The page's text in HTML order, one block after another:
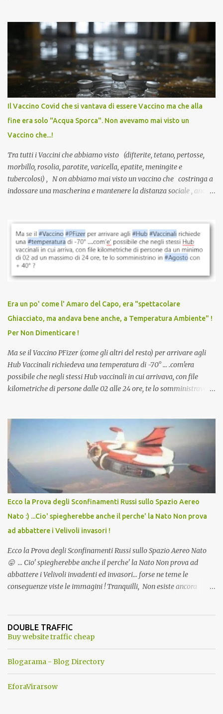
pandemia. Un interrogativo che dovrebbe scuotere chiunque abbia
ancora il coraggio di pensare con la propria testa. Per il vaccino
anti-Covid, un pro-farmaco, con autorizzazione condizionata,
sviluppato in tempi record, con tecnologie mai utilizzate prima su
larga scala, ancora oggetto di studio e di discussione
internazionale serve solo una firma. La tua. Lo si somministra
anche a persone sane, giovani, senza fattori di rischio, spesso già
serve una prescrizione. Non c’è diagnosi. Non c’è presa in carico.
L’unico atto richiesto è una fi...
Il Vaccino Covid che si vantava di essere Vaccino ma che alla
fine era solo "Acqua Sporca". Non avevamo mai visto un
Vaccino che...!
Tra tutti i Vaccini che abbiamo visto (difterite, tetano, pertosse,
morbillo, rosolia, parotite, varicella, epatite, meningite e
tubercolosi) , N on abbiamo mai visto un vaccino che costringa a
indossare una mascherina e mantenere la distanza sociale , anche
vaccinazione. Non avevamo mai sentito parlare di ricompense,
sconti, incentivi per vaccinarsi. Non avevamo mai visto
discriminazioni per coloro che non l’hanno fatto. Se non sei stato
vaccinato, nessuno aveva prima cercato di farti sentire una
persona cattiva. Non avevamo mai visto un vaccino che minacci le
vaccino usato per minacciare i mezzi di sussistenza, il lavoro o la
scuola. Non avevamo mai visto un vaccino che permettesse a un
dodicenne di ignorare il consenso dei genitori. Dopo tutti i vaccini
che abbiamo elencato sopra...
Era un po' come l' Amaro del Capo, era "spettacolare
Ghiacciato, ma andava bene anche, a Temperatura Ambiente" !
Per Non Dimenticare !
Ma se il Vaccino PFizer (come gli altri del resto) per arrivare agli
Hub Vaccinali richiedeva una temperatura di -70° ... .com'era
possibile che negli stessi Hub vaccinali in cui arrivava, con file
kilometriche di persone dalle 02 alle 24 ore, te lo somministravano
Vaccino come: l' Amaro del Capo, era "spettacolare Ghiacciato, ma
andava bene anche, a Temperatura Ambiente"! Riproponiamo
l'articolo per NON Dimenticare!
Ecco la Prova degli Sconfinamenti Russi sullo Spazio Aereo
Nato :) ...Cio' spiegherebbe anche il perche' la Nato Non prova
ad abbattere i Velivoli invasori !
Ecco la Prova degli Sconfinamenti Russi sullo Spazio Aereo Nato
😛 ... Cio' spiegherebbe anche il perche' la Nato Non prova ad
abbattere i Velivoli invadenti ed invasori... forse ne teme le
conseguenze viste le immagini ! Tranquilli, Non esiste ancora
ancora una fantasia Nato o forse una "False Flag", per provocare
una guerra mondiale che difficilmente da menti sane, potrebbe
DOUBLE TRAFFIC
Buy website traffic cheap
Blogarama - Blog Directory
EforaVirarsow